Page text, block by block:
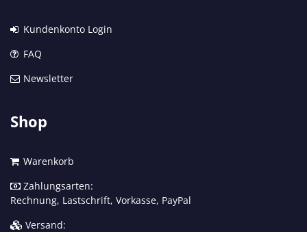
Kundenkonto Login
FAQ
Newsletter
Shop
Warenkorb
Zahlungsarten:
Rechnung, Lastschrift, Vorkasse, PayPal
Versand: